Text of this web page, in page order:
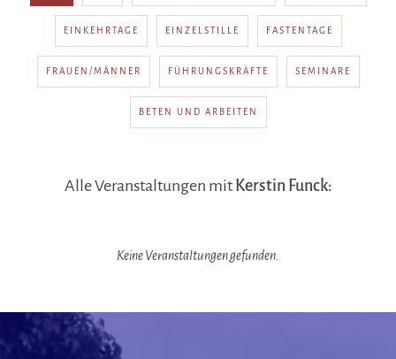
EINKEHRTAGE EINZELSTILLE FASTENTAGE
FRAUEN/MÄNNER FÜHRUNGSKRÄFTE SEMINARE
BETEN UND ARBEITEN
Alle Veranstaltungen mit Kerstin Funck:
Keine Veranstaltungen gefunden.